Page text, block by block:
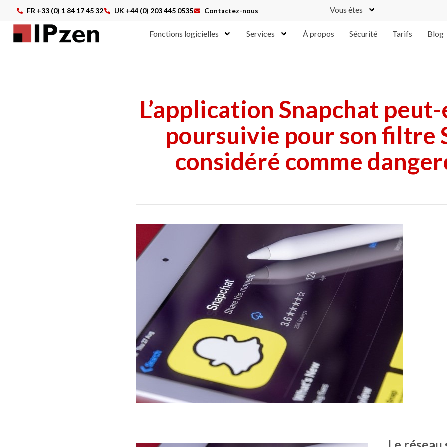
FR +33 (0) 1 84 17 45 32 UK +44 (0) 203 445 0535 Contactez-nous Vous êtes
Fonctions logicielles Services À propos Sécurité Tarifs Blog
L’application Snapchat
poursuivie pour son filtre
considéré comme
Le réseau